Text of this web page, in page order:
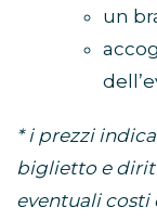
un
* i prezzi
biglietto e
eventuali costi